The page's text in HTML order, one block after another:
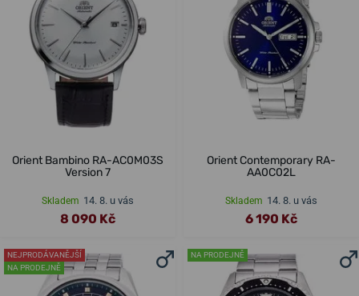
Orient Bambino RA-AC0M03S
Version 7
Skladem 14. 8. u vás
8 090 Kč
Orient Contemporary RA-
AA0C02L
Skladem 14. 8. u vás
6 190 Kč
NEJPRODÁVANĚJŠÍ
NA PRODEJNĚ
NA PRODEJNĚ